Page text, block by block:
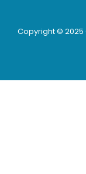
Copyright ©